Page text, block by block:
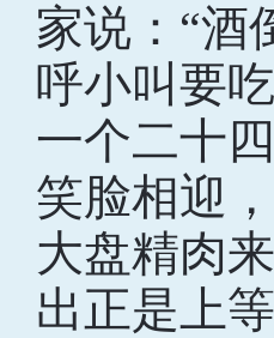
家说：“酒
呼小叫要
一个二十
笑脸相迎
大盘精肉
出正是上